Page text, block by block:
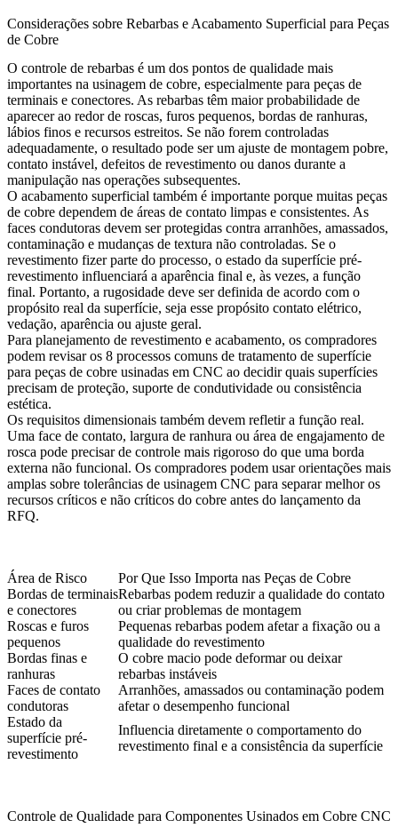
Considerações sobre Rebarbas e Acabamento Superficial para Peças
de Cobre
O controle de rebarbas é um dos pontos de qualidade mais
importantes na usinagem de cobre, especialmente para peças de
terminais e conectores. As rebarbas têm maior probabilidade de
aparecer ao redor de roscas, furos pequenos, bordas de ranhuras,
lábios finos e recursos estreitos. Se não forem controladas
adequadamente, o resultado pode ser um ajuste de montagem pobre,
contato instável, defeitos de revestimento ou danos durante a
manipulação nas operações subsequentes.
O acabamento superficial também é importante porque muitas peças
de cobre dependem de áreas de contato limpas e consistentes. As
faces condutoras devem ser protegidas contra arranhões, amassados,
contaminação e mudanças de textura não controladas. Se o
revestimento fizer parte do processo, o estado da superfície pré-
revestimento influenciará a aparência final e, às vezes, a função
final. Portanto, a rugosidade deve ser definida de acordo com o
propósito real da superfície, seja esse propósito contato elétrico,
vedação, aparência ou ajuste geral.
Para planejamento de revestimento e acabamento, os compradores
podem revisar os 8 processos comuns de tratamento de superfície
para peças de cobre usinadas em CNC ao decidir quais superfícies
precisam de proteção, suporte de condutividade ou consistência
estética.
Os requisitos dimensionais também devem refletir a função real.
Uma face de contato, largura de ranhura ou área de engajamento de
rosca pode precisar de controle mais rigoroso do que uma borda
externa não funcional. Os compradores podem usar orientações mais
amplas sobre tolerâncias de usinagem CNC para separar melhor os
recursos críticos e não críticos do cobre antes do lançamento da
RFQ.
Área de Risco
Por Que Isso Importa nas Peças de Cobre
Bordas de terminais
e conectores
Rebarbas podem reduzir a qualidade do contato
ou criar problemas de montagem
Roscas e furos
pequenos
Pequenas rebarbas podem afetar a fixação ou a
qualidade do revestimento
Bordas finas e
ranhuras
O cobre macio pode deformar ou deixar
rebarbas instáveis
Faces de contato
condutoras
Arranhões, amassados ou contaminação podem
afetar o desempenho funcional
Estado da
superfície pré-
revestimento
Influencia diretamente o comportamento do
revestimento final e a consistência da superfície
Controle de Qualidade para Componentes Usinados em Cobre CNC